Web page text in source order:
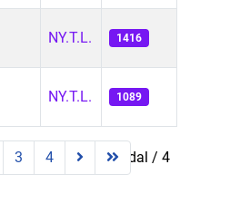
NY.T.L. 1416
NY.T.L. 1089
1. oldal / 4
3 4